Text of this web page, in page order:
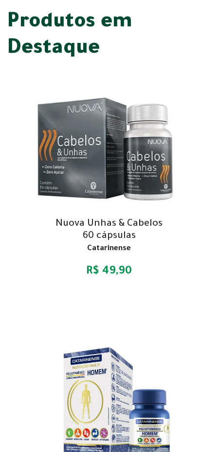
Produtos em
Destaque
Nuova Unhas & Cabelos
60 cápsulas
Catarinense
R$ 49,90